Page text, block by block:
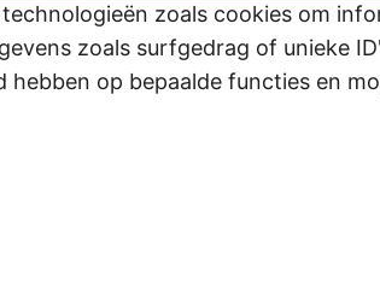
zoals cookies om
zoals surfgedrag of unieke
op bepaalde functies en